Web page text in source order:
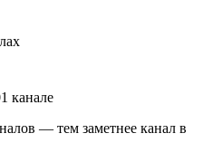
канале
— тем заметнее канал в